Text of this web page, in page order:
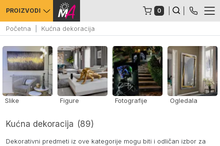
PROIZVODI 0
Početna Kućna dekoracija
Slike Figure Fotografije Ogledala
Kućna dekoracija (89)
Dekorativni predmeti iz ove kategorije mogu biti i odličan izbor za